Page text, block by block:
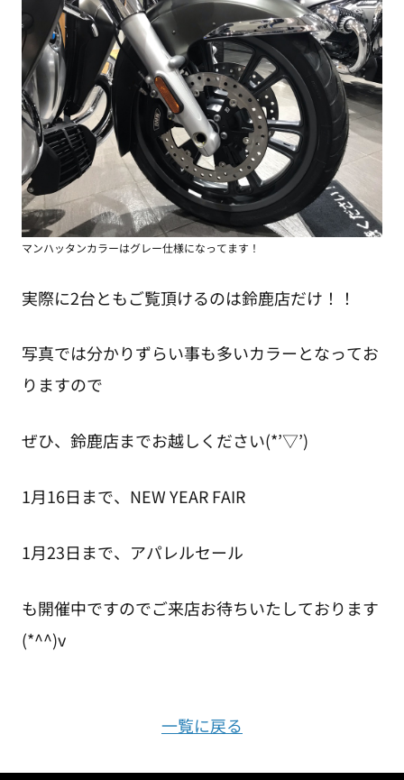
マンハッタンカラーはグレー仕様になってます！
実際に2台ともご覧頂けるのは鈴鹿店だけ！！
写真では分かりずらい事も多いカラーとなってお
りますので
ぜひ、鈴鹿店までお越しください(*’▽’)
1月16日まで、NEW YEAR FAIR
1月23日まで、アパレルセール
も開催中ですのでご来店お待ちいたしております
(*^^)v
一覧に戻る